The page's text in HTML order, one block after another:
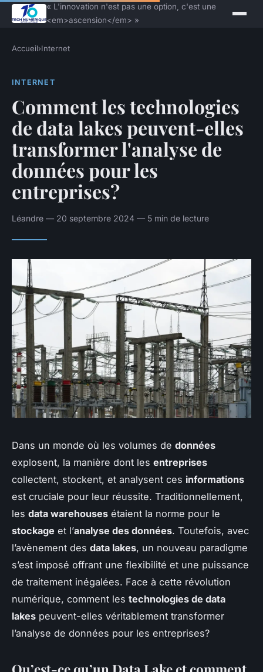
« L'innovation n'est pas une option, c'est une
<em>ascension</em> »
Accueil›Internet
INTERNET
Comment les technologies
de data lakes peuvent-elles
transformer l'analyse de
données pour les
entreprises?
Léandre — 20 septembre 2024 — 5 min de lecture
Dans un monde où les volumes de données
explosent, la manière dont les entreprises
collectent, stockent, et analysent ces informations
est cruciale pour leur réussite. Traditionnellement,
les data warehouses étaient la norme pour le
stockage et l’analyse des données. Toutefois, avec
l’avènement des data lakes, un nouveau paradigme
s’est imposé offrant une flexibilité et une puissance
de traitement inégalées. Face à cette révolution
numérique, comment les technologies de data
lakes peuvent-elles véritablement transformer
l’analyse de données pour les entreprises?